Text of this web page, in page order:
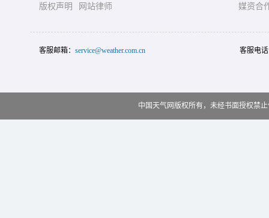
版权声明
网站律师
媒资合
客服邮箱： service@weather.com.cn 客服电
中国天气网版权所有，未经书面授权